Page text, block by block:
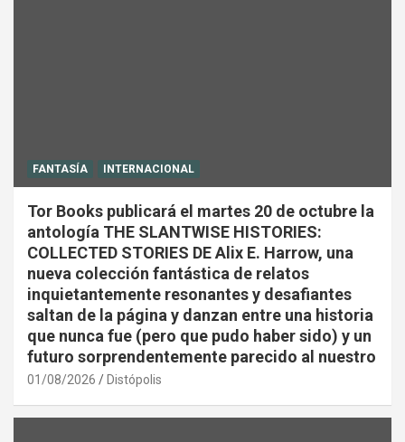
FANTASÍA INTERNACIONAL
Tor Books publicará el martes 20 de octubre la
antología THE SLANTWISE HISTORIES:
COLLECTED STORIES DE Alix E. Harrow, una
nueva colección fantástica de relatos
inquietantemente resonantes y desafiantes
saltan de la página y danzan entre una historia
que nunca fue (pero que pudo haber sido) y un
futuro sorprendentemente parecido al nuestro
01/08/2026 Distópolis